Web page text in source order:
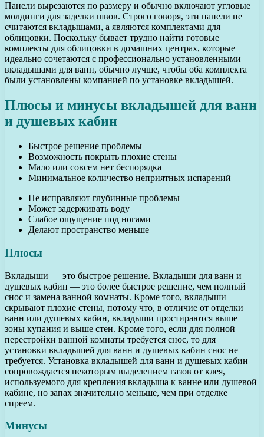
Панели вырезаются по размеру и обычно включают угловые
молдинги для заделки швов. Строго говоря, эти панели не
считаются вкладышами, а являются комплектами для
облицовки. Поскольку бывает трудно найти готовые
комплекты для облицовки в домашних центрах, которые
идеально сочетаются с профессионально установленными
вкладышами для ванн, обычно лучше, чтобы оба комплекта
были установлены компанией по установке вкладышей.
Плюсы и минусы вкладышей для ванн
и душевых кабин
Быстрое решение проблемы
Возможность покрыть плохие стены
Мало или совсем нет беспорядка
Минимальное количество неприятных испарений
Не исправляют глубинные проблемы
Может задерживать воду
Слабое ощущение под ногами
Делают пространство меньше
Плюсы
Вкладыши — это быстрое решение. Вкладыши для ванн и
душевых кабин — это более быстрое решение, чем полный
снос и замена ванной комнаты. Кроме того, вкладыши
скрывают плохие стены, потому что, в отличие от отделки
ванн или душевых кабин, вкладыши простираются выше
зоны купания и выше стен. Кроме того, если для полной
перестройки ванной комнаты требуется снос, то для
установки вкладышей для ванн и душевых кабин снос не
требуется. Установка вкладышей для ванн и душевых кабин
сопровождается некоторым выделением газов от клея,
используемого для крепления вкладыша к ванне или душевой
кабине, но запах значительно меньше, чем при отделке
спреем.
Минусы